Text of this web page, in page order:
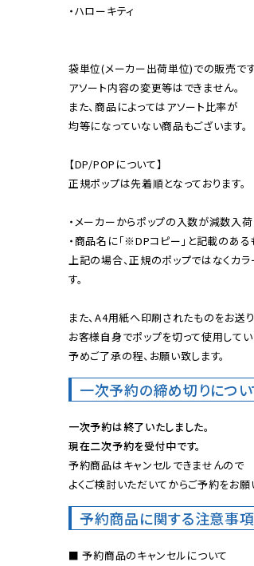
・ハローキティ
袋単位(メーカー出荷単位)での販売で
アソート内容の変更等はできません。
また、商品によってはアソート比率が
均等になっていない商品もございます。
【DP/POPについて】
正規ポップは先着順となっております。
・メーカーからポップの入数が減数入
・商品名に「※DPコピー」と記載のある
上記の場合、正規のポップではなくカ
す。
また、A4用紙へ印刷されたものをお送
お客様自身でポップを切って使用してい
予めご了承の程、お願い致します。
一次予約の締め切りについ
一次予約は終了いたしました。
現在二次予約を受付中です。
予約商品はキャンセルできませんので
よくご検討いただいてからご予約をお願
予約商品に関する注意事項